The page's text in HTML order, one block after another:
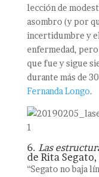
lección de
asombro (y por
incertidumbre y
enfermedad,
que fue y sigue
durante más de 30
Fernanda Longo.
6. Las
de Rita
“Segato no baja